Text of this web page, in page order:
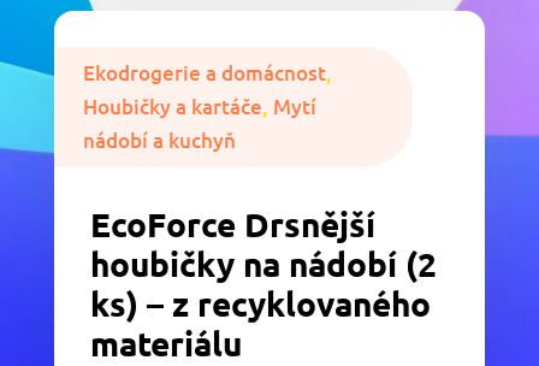
Ekodrogerie a domácnost,
Houbičky a kartáče, Mytí
nádobí a kuchyň
EcoForce Drsnější
houbičky na nádobí (2
ks) – z recyklovaného
materiálu